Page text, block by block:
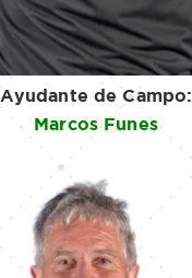
Ayudante de Campo:
Marcos Funes